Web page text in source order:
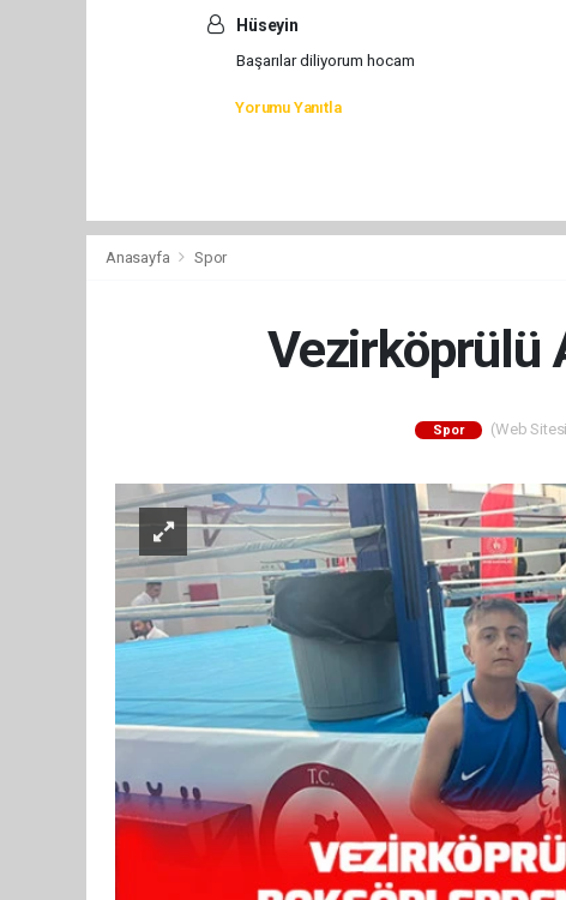
Hüseyin
Başarılar diliyorum hocam
Yorumu Yanıtla
Anasayfa Spor
Vezirköprülü
Spor (Web